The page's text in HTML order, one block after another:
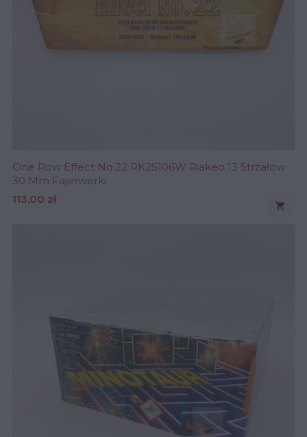
One Row Effect No.22 RK25106W Riakeo 13 Strzałow
30 Mm Fajerwerki
Cena
113,00 zł
